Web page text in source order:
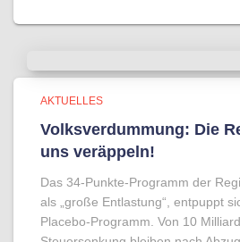
AKTUELLES
Volksverdummung: Die
uns veräppeln!
Das 34-Punkte-Programm der
als „große Entlastung“, entpuppt
Placebo-Programm. Von 10